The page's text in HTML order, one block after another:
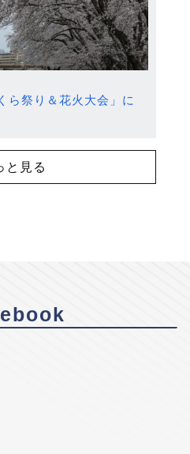
ら祭り＆花火大会」に
と見る